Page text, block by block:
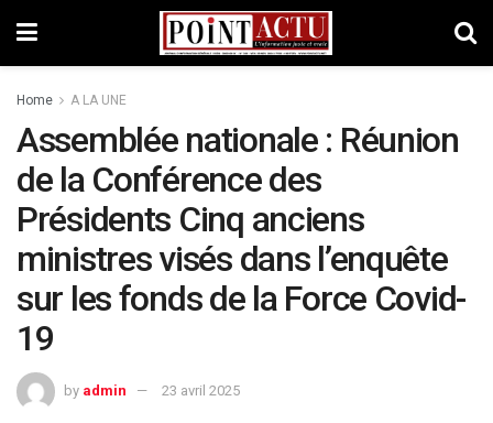
Home A LA UNE
Assemblée nationale : Réunion
de la Conférence des
Présidents Cinq anciens
ministres visés dans l’enquête
sur les fonds de la Force Covid-
19
by admin 23 avril 2025